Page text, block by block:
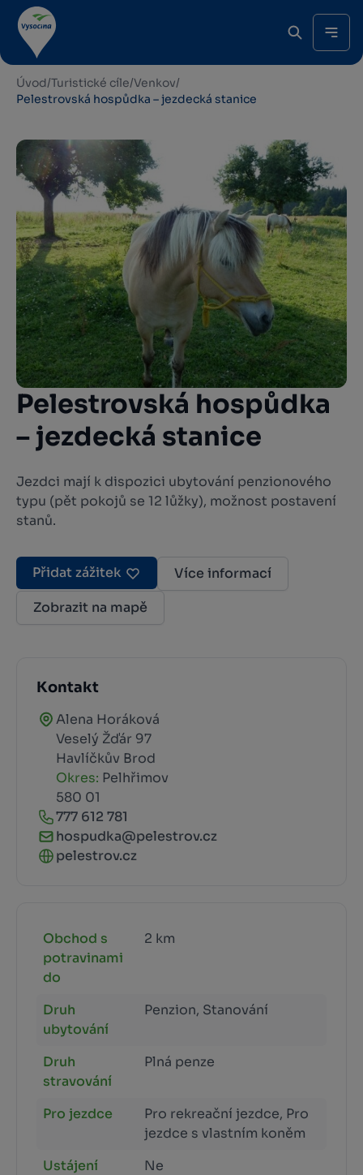
Úvod/Turistické cíle/Venkov/
Pelestrovská hospůdka – jezdecká stanice
Pelestrovská hospůdka
– jezdecká stanice
Jezdci mají k dispozici ubytování penzionového
typu (pět pokojů se 12 lůžky), možnost postavení
stanů.
Přidat zážitek
Více informací
Zobrazit na mapě
Kontakt
Alena Horáková
Veselý Žďár 97
Havlíčkův Brod
Okres: Pelhřimov
580 01
777 612 781
hospudka@pelestrov.cz
pelestrov.cz
Obchod s
potravinami
do
2 km
Druh
ubytování
Penzion, Stanování
Druh
stravování
Plná penze
Pro jezdce
Pro rekreační jezdce, Pro
jezdce s vlastním koněm
Ustájení
Ne